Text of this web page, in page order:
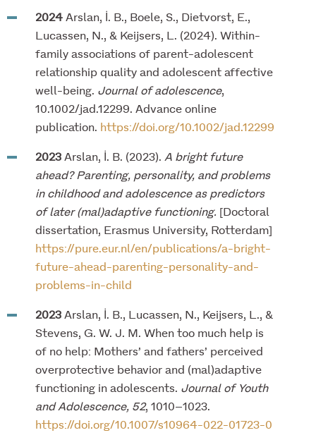
2024 Arslan, İ. B., Boele, S., Dietvorst, E.,
Lucassen, N., & Keijsers, L. (2024). Within-
family associations of parent-adolescent
relationship quality and adolescent affective
well-being. Journal of adolescence,
10.1002/jad.12299. Advance online
publication. https://doi.org/10.1002/jad.12299
2023 Arslan, İ. B. (2023). A bright future
ahead? Parenting, personality, and problems
in childhood and adolescence as predictors
of later (mal)adaptive functioning. [Doctoral
dissertation, Erasmus University, Rotterdam]
https://pure.eur.nl/en/publications/a-bright-
future-ahead-parenting-personality-and-
problems-in-child
2023 Arslan, İ. B., Lucassen, N., Keijsers, L., &
Stevens, G. W. J. M. When too much help is
of no help: Mothers’ and fathers’ perceived
overprotective behavior and (mal)adaptive
functioning in adolescents. Journal of Youth
and Adolescence, 52, 1010–1023.
https://doi.org/10.1007/s10964-022-01723-0